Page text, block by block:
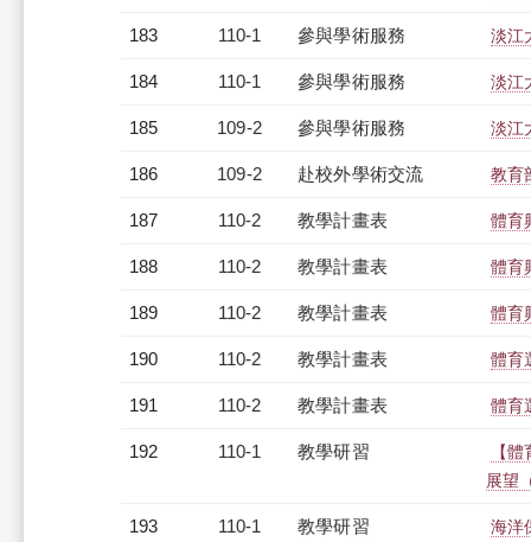
183 110-1 參與學術服務 淡江
184 110-1 參與學術服務 淡江
185 109-2 參與學術服務 淡江
186 109-2 赴校外學術交流 教育
187 110-2 教學計畫表 體育
188 110-2 教學計畫表 體育
189 110-2 教學計畫表 體育
190 110-2 教學計畫表 體育
191 110-2 教學計畫表 體育
192 110-1 教學研習
【
展望
193 110-1 教學研習 海洋